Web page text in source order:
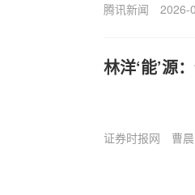
腾讯新闻 2026-
林洋‘能’源
证券时报网 曹晨